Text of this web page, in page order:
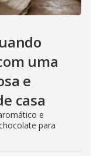
uma
e
casa
e
para